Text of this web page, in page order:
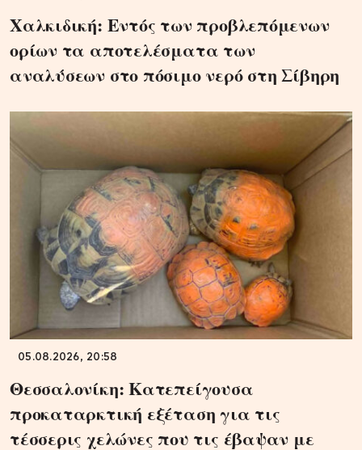
Χαλκιδική: Εντός των προβλεπόμενων
ορίων τα αποτελέσματα των
αναλύσεων στο πόσιμο νερό στη Σίβηρη
05.08.2026, 20:58
Θεσσαλονίκη: Κατεπείγουσα
προκαταρκτική εξέταση για τις
τέσσερις χελώνες που τις έβαψαν με